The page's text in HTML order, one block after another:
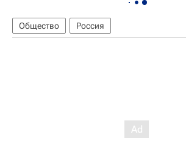
Общество Россия